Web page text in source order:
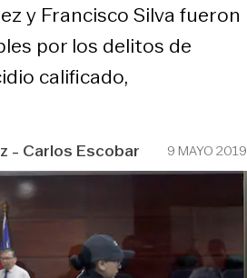
y Francisco Silva fueron
por los delitos de
calificado,
- Carlos Escobar 9 MAYO 2019